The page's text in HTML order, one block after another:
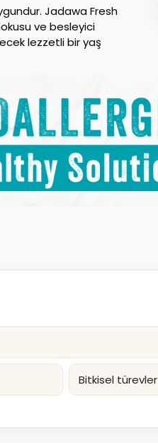
Jadawa Fresh
ve besleyici
lezzetli bir yaş
Bitkisel türevler